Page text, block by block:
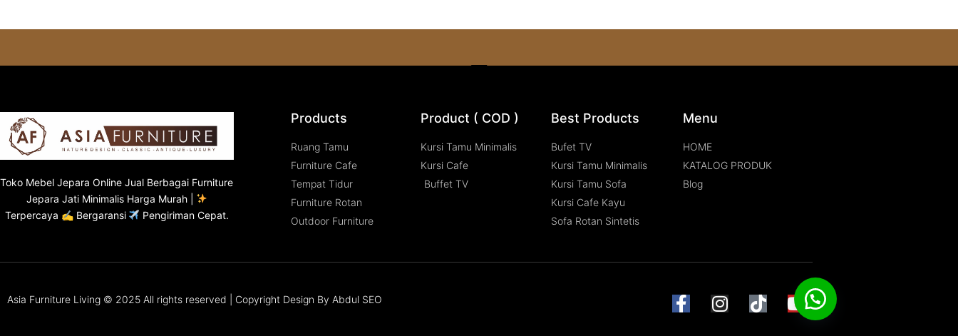
Toko Mebel Jepara Online Jual Berbagai Furniture
Jepara Jati Minimalis Harga Murah |
Terpercaya ✍ Bergaransi
Pengiriman Cepat.
Products
Ruang Tamu
Furniture Cafe
Tempat Tidur
Furniture Rotan
Outdoor Furniture
Product ( COD )
Kursi Tamu Minimalis
Kursi Cafe
Buffet TV
Best Products
Bufet TV
Kursi Tamu Minimalis
Kursi Tamu Sofa
Kursi Cafe Kayu
Sofa Rotan Sintetis
Menu
HOME
KATALOG PRODUK
Blog
Asia Furniture Living © 2025 All rights reserved | Copyright Design By Abdul SEO